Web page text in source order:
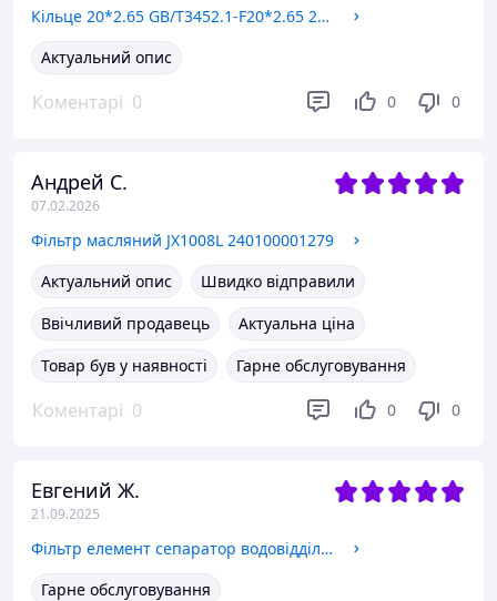
Кільце 20*2.65 GB/T3452.1-F20*2.65 210801000653
Актуальний опис
Коментарі 0 0 0
Андрей С.
07.02.2026
Фільтр масляний JX1008L 240100001279
Актуальний опис
Швидко відправили
Ввічливий продавець
Актуальна ціна
Товар був у наявності
Гарне обслуговування
Коментарі 0 0 0
Евгений Ж.
21.09.2025
Фільтр елемент сепаратор водовідділювач дизельного палива WIX 33242 (аналог YTO CLQ123B-2000 до LKCQ-25E)
Гарне обслуговування